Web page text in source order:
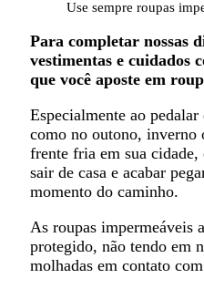
Use sempre roupas
Para completar nossas
vestimentas e cuidados
que você aposte em
Especialmente ao
como no outono, inverno
frente fria em sua
sair de casa e acabar
momento do caminho.
As roupas impermeáveis
protegido, não tendo em
molhadas em contato